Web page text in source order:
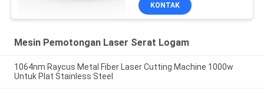
KONTAK
Mesin Pemotongan Laser Serat Logam
1064nm Raycus Metal Fiber Laser Cutting Machine 1000w
Untuk Plat Stainless Steel